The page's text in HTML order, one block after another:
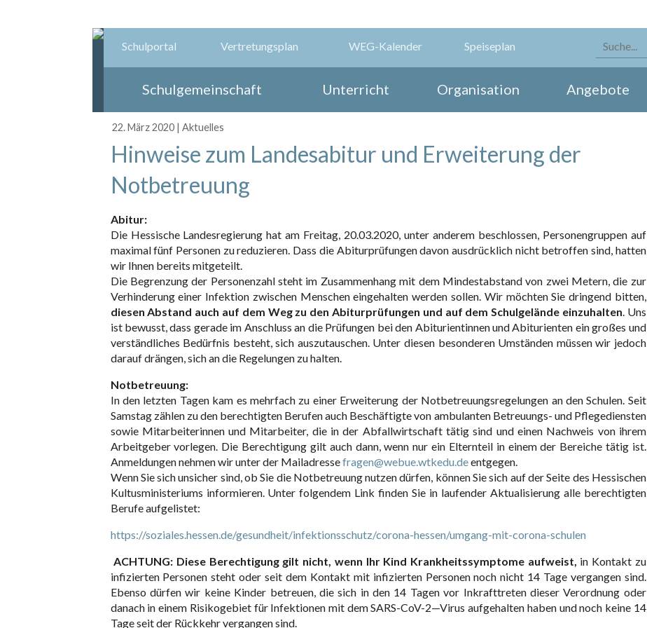
Schulportal Vertretungsplan WEG-Kalender Speiseplan
Schulgemeinschaft Unterricht Organisation Angebote
22. März 2020 |Aktuelles
Hinweise zum Landesabitur und Erweiterung der
Notbetreuung
Abitur:
Die Hessische Landesregierung hat am Freitag, 20.03.2020, unter anderem beschlossen, Personengruppen auf
maximal fünf Personen zu reduzieren. Dass die Abiturprüfungen davon ausdrücklich nicht betroffen sind, hatten
wir Ihnen bereits mitgeteilt.
Die Begrenzung der Personenzahl steht im Zusammenhang mit dem Mindestabstand von zwei Metern, die zur
Verhinderung einer Infektion zwischen Menschen eingehalten werden sollen. Wir möchten Sie dringend bitten,
diesen Abstand auch auf dem Weg zu den Abiturprüfungen und auf dem Schulgelände einzuhalten. Uns
ist bewusst, dass gerade im Anschluss an die Prüfungen bei den Abiturientinnen und Abiturienten ein großes und
verständliches Bedürfnis besteht, sich auszutauschen. Unter diesen besonderen Umständen müssen wir jedoch
darauf drängen, sich an die Regelungen zu halten.
Notbetreuung:
In den letzten Tagen kam es mehrfach zu einer Erweiterung der Notbetreuungsregelungen an den Schulen. Seit
Samstag zählen zu den berechtigten Berufen auch Beschäftigte von ambulanten Betreuungs- und Pflegediensten
sowie Mitarbeiterinnen und Mitarbeiter, die in der Abfallwirtschaft tätig sind und einen Nachweis von ihrem
Arbeitgeber vorlegen. Die Berechtigung gilt auch dann, wenn nur ein Elternteil in einem der Bereiche tätig ist.
Anmeldungen nehmen wir unter der Mailadressefragen@webue.wtkedu.deentgegen.
Wenn Sie sich unsicher sind, ob Sie die Notbetreuung nutzen dürfen, können Sie sich auf der Seite des Hessischen
Kultusministeriums informieren. Unter folgendem Link finden Sie in laufender Aktualisierung alle berechtigten
Berufe aufgelistet:
https://soziales.hessen.de/gesundheit/infektionsschutz/corona-hessen/umgang-mit-corona-schulen
ACHTUNG: Diese Berechtigung gilt nicht, wenn Ihr Kind Krankheitssymptome aufweist, in Kontakt zu
infizierten Personen steht oder seit dem Kontakt mit infizierten Personen noch nicht 14 Tage vergangen sind.
Ebenso dürfen wir keine Kinder betreuen, die sich in den 14 Tagen vor Inkrafttreten dieser Verordnung oder
danach in einem Risikogebiet für Infektionen mit dem SARS-CoV-2—Virus aufgehalten haben und noch keine 14
Tage seit der Rückkehr vergangen sind.